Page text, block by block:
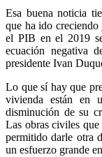
Esa buena noticia
que ha ido
el PIB en el 2019
ecuación negativa
presidente Ivan
Lo que sí hay que
vivienda están en
disminución de su
Las obras civiles
permitido darle otra
un esfuerzo grande